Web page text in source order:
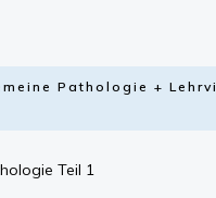
Pathologie +
Teil 1